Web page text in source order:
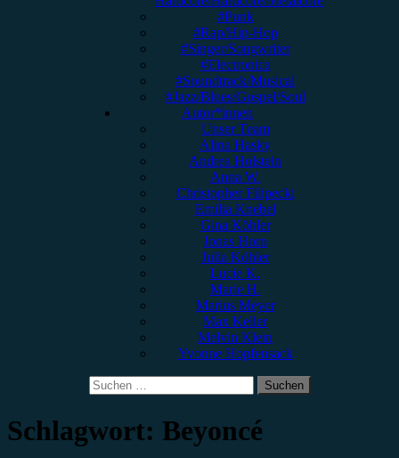
#Punk
#Rap/Hip-Hop
#Singer/Songwriter
#Electronica
#Soundtrack/Musical
#Jazz/Blues/Gospel/Soul
Autor*innen
Unser Team
Alina Hasky
Andrea Holstein
Anna W.
Christopher Filipecki
Emilia Knebel
Gina Köhler
Jonas Horn
Julia Köhler
Lucie K.
Marie H.
Marius Meyer
Max Keller
Melvin Klein
Yvonne Hopfensack
Suchen
nach:
Schlagwort: Beyoncé